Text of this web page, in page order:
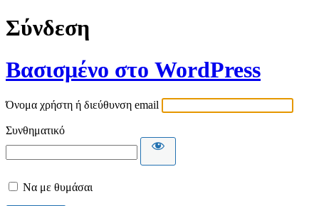
Σύνδεση
Βασισμένο στο WordPress
Όνομα χρήστη ή διεύθυνση email
Συνθηματικό
Να με θυμάσαι